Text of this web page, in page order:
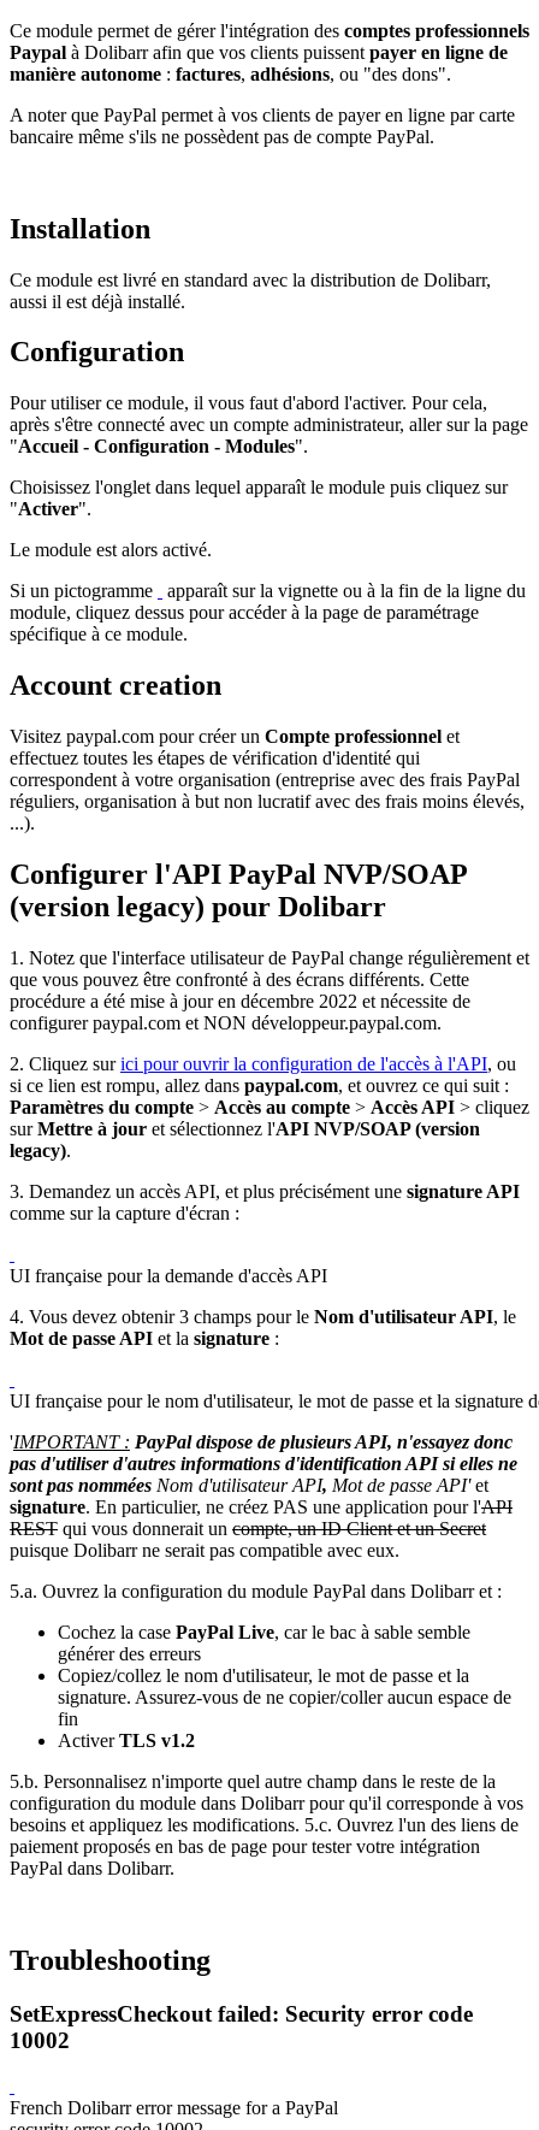
Ce module permet de gérer l'intégration des comptes professionnels
Paypal à Dolibarr afin que vos clients puissent payer en ligne de
manière autonome : factures, adhésions, ou "des dons".
A noter que PayPal permet à vos clients de payer en ligne par carte
bancaire même s'ils ne possèdent pas de compte PayPal.
Installation
Ce module est livré en standard avec la distribution de Dolibarr,
aussi il est déjà installé.
Configuration
Pour utiliser ce module, il vous faut d'abord l'activer. Pour cela,
après s'être connecté avec un compte administrateur, aller sur la page
"Accueil - Configuration - Modules".
Choisissez l'onglet dans lequel apparaît le module puis cliquez sur
"Activer".
Le module est alors activé.
Si un pictogramme
apparaît sur la vignette ou à la fin de la ligne du
module, cliquez dessus pour accéder à la page de paramétrage
spécifique à ce module.
Account creation
Visitez paypal.com pour créer un Compte professionnel et
effectuez toutes les étapes de vérification d'identité qui
correspondent à votre organisation (entreprise avec des frais PayPal
réguliers, organisation à but non lucratif avec des frais moins élevés,
...).
Configurer l'API PayPal NVP/SOAP
(version legacy) pour Dolibarr
1. Notez que l'interface utilisateur de PayPal change régulièrement et
que vous pouvez être confronté à des écrans différents. Cette
procédure a été mise à jour en décembre 2022 et nécessite de
configurer paypal.com et NON développeur.paypal.com.
2. Cliquez surici pour ouvrir la configuration de l'accès à l'API, ou
si ce lien est rompu, allez dans paypal.com, et ouvrez ce qui suit :
Paramètres du compte > Accès au compte > Accès API > cliquez
surMettre à jour et sélectionnez l'API NVP/SOAP (version
legacy).
3. Demandez un accès API, et plus précisément une signature API
comme sur la capture d'écran :
UI française pour la demande d'accès API
4. Vous devez obtenir 3 champs pour le Nom d'utilisateur API, le
Mot de passe API et la signature :
UI française pour le nom d'utilisateur, le mot de passe et la signature
'IMPORTANT : PayPal dispose de plusieurs API, n'essayez donc
pas d'utiliser d'autres informations d'identification API si elles ne
sont pas nommées Nom d'utilisateur API, Mot de passe API'et
signature. En particulier, ne créez PAS une application pour l'API
REST qui vous donnerait un compte, un ID Client et un Secret
puisque Dolibarr ne serait pas compatible avec eux.
5.a. Ouvrez la configuration du module PayPal dans Dolibarr et :
Cochez la case PayPal Live, car le bac à sable semble
générer des erreurs
Copiez/collez le nom d'utilisateur, le mot de passe et la
signature. Assurez-vous de ne copier/coller aucun espace de
fin
ActiverTLS v1.2
5.b. Personnalisez n'importe quel autre champ dans le reste de la
configuration du module dans Dolibarr pour qu'il corresponde à vos
besoins et appliquez les modifications. 5.c. Ouvrez l'un des liens de
paiement proposés en bas de page pour tester votre intégration
PayPal dans Dolibarr.
Troubleshooting
SetExpressCheckout failed: Security error code
10002
French Dolibarr error message for a PayPal